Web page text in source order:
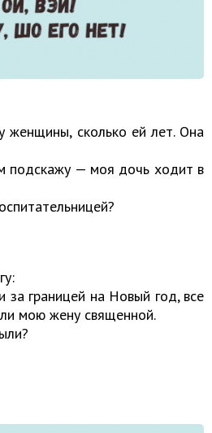
женщины, сколько ей лет. Она
подскажу — моя дочь ходит в
границей на Новый год, все
мою жену священной.